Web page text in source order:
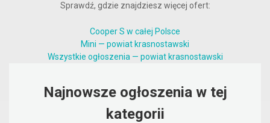
Sprawdź, gdzie znajdziesz więcej ofert:
Cooper S w całej Polsce
Mini — powiat krasnostawski
Wszystkie ogłoszenia — powiat krasnostawski
Najnowsze ogłoszenia w tej
kategorii